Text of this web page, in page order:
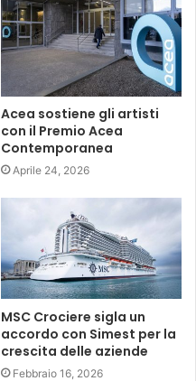
Acea sostiene gli artisti
con il Premio Acea
Contemporanea
Aprile 24, 2026
MSC Crociere sigla un
accordo con Simest per la
crescita delle aziende
Febbraio 16, 2026